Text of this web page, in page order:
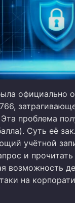
официально
проблема
Суть её
учётной
и
возможность
на